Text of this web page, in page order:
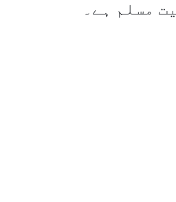
مسلم ہے۔